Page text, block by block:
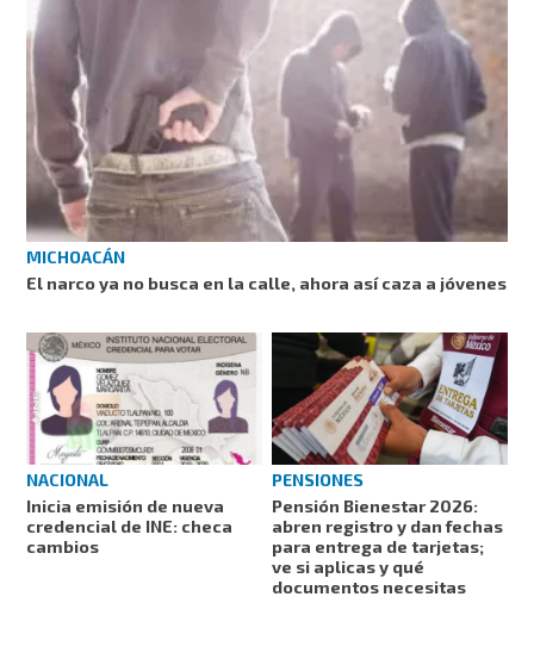
MICHOACÁN
El narco ya no busca en la calle, ahora así caza a jóvenes
NACIONAL
Inicia emisión de nueva
credencial de INE: checa
cambios
PENSIONES
Pensión Bienestar 2026:
abren registro y dan fechas
para entrega de tarjetas;
ve si aplicas y qué
documentos necesitas